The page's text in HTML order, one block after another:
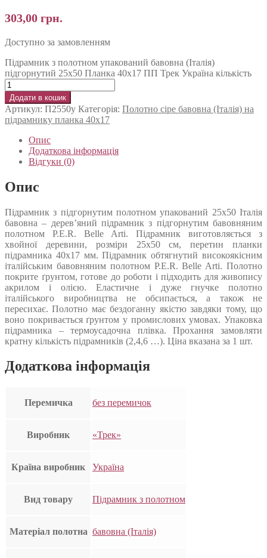
303,00 грн.
Доступно за замовленням
Підрамник з полотном упакований бавовна (Італія)
підгорнутий 25х50 Планка 40х17 ПП Трек Україна кількість
Додати в кошик
Артикул: П2550у Категорія: Полотно сіре бавовна (Італія) на
підрамнику планка 40х17
Опис
Додаткова інформація
Відгуки (0)
Опис
Підрамник з підгорнутим полотном упакований 25х50 Італія
бавовна – дерев’яний підрамник з підгорнутим бавовняним
полотном P.E.R. Belle Arti. Підрамник виготовляється з
хвойної деревини, розміри 25х50 см, перетин планки
підрамника 40х17 мм. Підрамник обтягнутий високоякісним
італійським бавовняним полотном P.E.R. Belle Arti. Полотно
покрите ґрунтом, готове до роботи і підходить для живопису
акрилом і олією. Еластичне і дуже гнучке полотно
італійського виробництва не обсипається, а також не
пересихає. Полотно має бездоганну якістю завдяки тому, що
воно покривається ґрунтом у промислових умовах. Упаковка
підрамника – термоусадочна плівка. Прохання замовляти
кратну кількість підрамників (2,4,6 …). Ціна вказана за 1 шт.
Додаткова інформація
Перемичка без перемичок
Виробник «Трек»
Країна виробник Україна
Вид товару Підрамник з полотном
Матеріал полотна бавовна (Італія)